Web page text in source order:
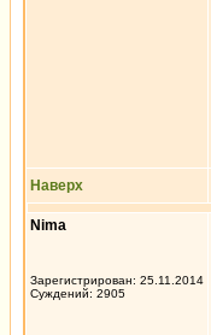
Наверх
Nima
Зарегистрирован: 25.11.2014
Суждений: 2905